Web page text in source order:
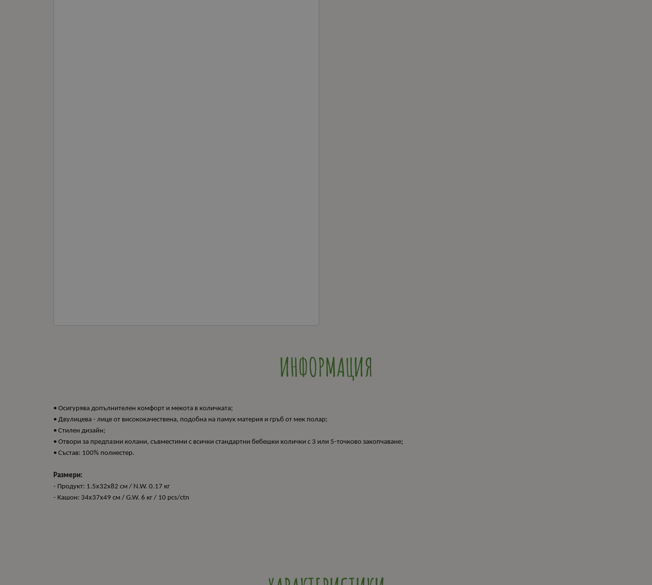
ИНФОРМАЦИЯ
• Осигурява допълнителен комфорт и мекота в количката;
• Двулицева - лице от висококачествена, подобна на памук материя и гръб от мек полар;
• Стилен дизайн;
• Отвори за предпазни колани, съвместими с всички стандартни бебешки колички с 3 или 5-точково закопчаване;
• Състав: 100% полиестер.
Размери:
- Продукт: 1.5x32x82 см / N.W. 0.17 кг
- Кашон: 34x37x49 см / G.W. 6 кг / 10 pcs/ctn